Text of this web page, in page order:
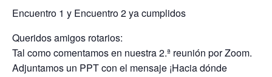
Encuentro 1 y Encuentro 2 ya cumplidos
Queridos amigos rotarios:
Tal como comentamos en nuestra 2.ª reunión por Zoom.
Adjuntamos un PPT con el mensaje ¡Hacia dónde